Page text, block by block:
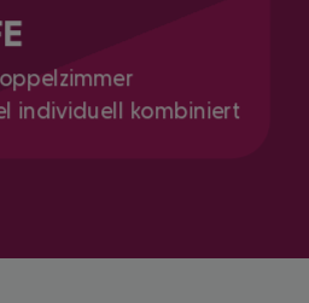
individuell kombiniert